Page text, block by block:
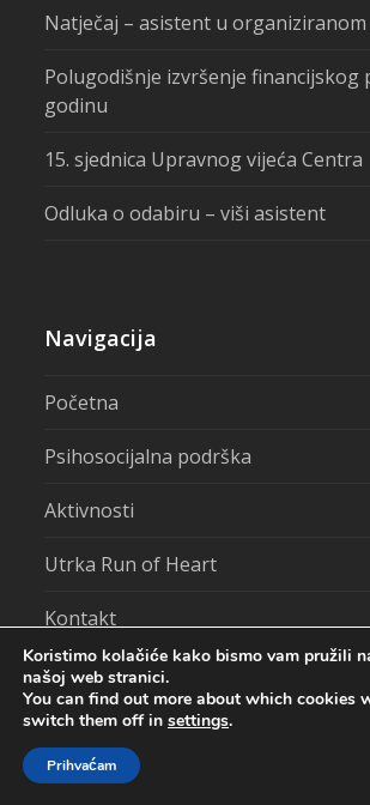
Natječaj – asistent u
Polugodišnje izvršenje financijskog
godinu
15. sjednica Upravnog vijeća Centra
Odluka o odabiru – viši asistent
Navigacija
Početna
Psihosocijalna podrška
Aktivnosti
Utrka Run of Heart
Kontakt
Koristimo kolačiće kako bismo vam pružili
našoj web stranici.
You can find out more about which cookies
switch them off in settings.
Prihvaćam